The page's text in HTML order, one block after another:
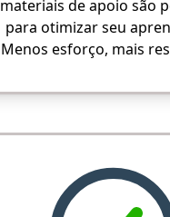
materiais de apoio são
para otimizar seu
Menos esforço, mais